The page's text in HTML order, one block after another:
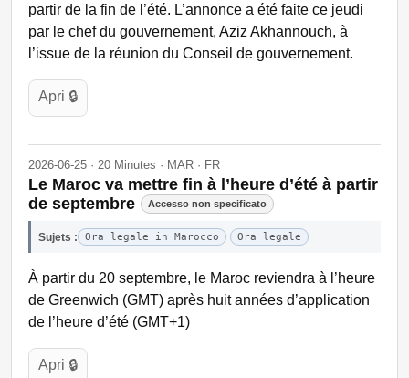
partir de la fin de l’été. L’annonce a été faite ce jeudi
par le chef du gouvernement, Aziz Akhannouch, à
l’issue de la réunion du Conseil de gouvernement.
Apri 🔒
2026-06-25 · 20 Minutes · MAR · FR
Le Maroc va mettre fin à l’heure d’été à partir
de septembre
Accesso non specificato
Sujets : Ora legale in Marocco Ora legale
À partir du 20 septembre, le Maroc reviendra à l’heure
de Greenwich (GMT) après huit années d’application
de l’heure d’été (GMT+1)
Apri 🔒